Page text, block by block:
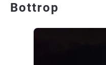
Bottrop